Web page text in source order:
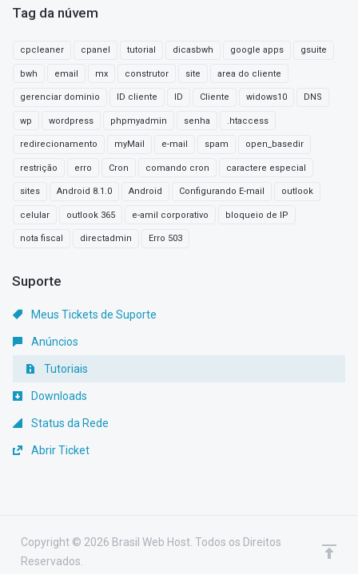
Tag da núvem
cpcleaner cpanel tutorial dicasbwh google apps gsuite
bwh email mx construtor site area do cliente
gerenciar dominio ID cliente ID Cliente widows10 DNS
wp wordpress phpmyadmin senha .htaccess
redirecionamento myMail e-mail spam open_basedir
restrição erro Cron comando cron caractere especial
sites Android 8.1.0 Android Configurando E-mail outlook
celular outlook 365 e-amil corporativo bloqueio de IP
nota fiscal directadmin Erro 503
Suporte
Meus Tickets de Suporte
Anúncios
Tutoriais
Downloads
Status da Rede
Abrir Ticket
Copyright © 2026 Brasil Web Host. Todos os Direitos
Reservados.